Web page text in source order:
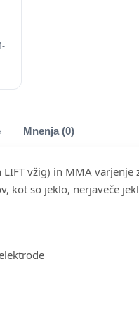
Mnenja (0)
vžig) in MMA
kot so jeklo, nerjaveče